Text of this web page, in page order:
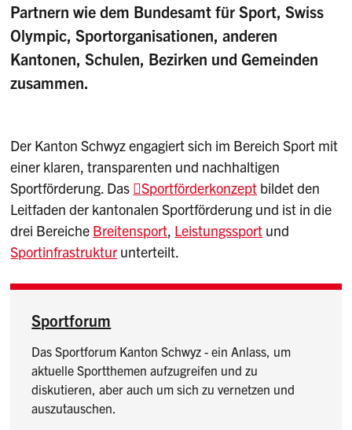
Partnern wie dem Bundesamt für Sport, Swiss
Olympic, Sportorganisationen, anderen
Kantonen, Schulen, Bezirken und Gemeinden
zusammen.
Der Kanton Schwyz engagiert sich im Bereich Sport mit
einer klaren, transparenten und nachhaltigen
Sportförderung. Das
Sportförderkonzept bildet den
Leitfaden der kantonalen Sportförderung und ist in die
drei Bereiche Breitensport, Leistungssport und
Sportinfrastruktur unterteilt.
Sportforum
Das Sportforum Kanton Schwyz - ein Anlass, um
aktuelle Sportthemen aufzugreifen und zu
diskutieren, aber auch um sich zu vernetzen und
auszutauschen.